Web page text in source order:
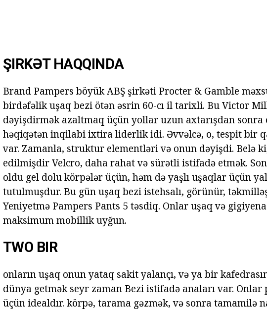
ŞIRKƏT HAQQINDA
Brand Pampers böyük ABŞ şirkəti Procter & Gamble
birdəfəlik uşaq bezi ötən əsrin 60-cı il tarixli. Bu Victor
dəyişdirmək azaltmaq üçün yollar uzun axtarışdan sonra
həqiqətən inqilabi ixtira liderlik idi. Əvvəlcə, o, tespit bir
var. Zamanla, struktur elementləri və onun dəyişdi. Belə
edilmişdir Velcro, daha rahat və sürətli istifadə etmək.
oldu gel dolu körpələr üçün, həm də yaşlı uşaqlar üçün
tutulmuşdur. Bu gün uşaq bezi istehsalı, görünür,
Yeniyetmə Pampers Pants 5 təsdiq. Onlar uşaq və
maksimum mobillik uyğun.
TWO BIR
onların uşaq onun yataq sakit yalançı, və ya bir
dünya getmək seyr zaman Bezi istifadə anaları var.
üçün idealdır. körpə, tarama gəzmək, və sonra tamamilə